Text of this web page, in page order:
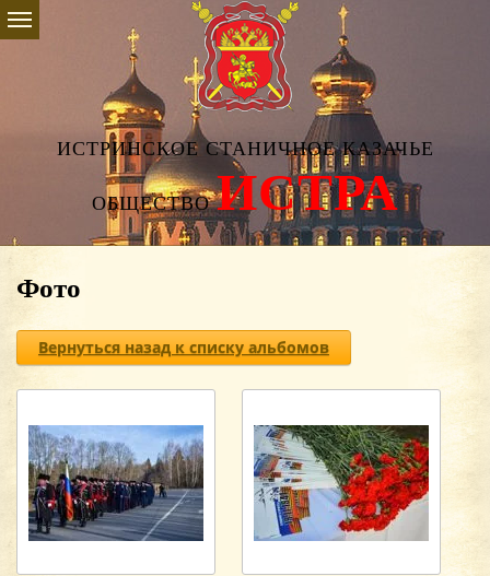
ИСТРИНСКОЕ СТАНИЧНОЕ КАЗАЧЬЕ
ОБЩЕСТВОИСТРА
Фото
Вернуться назад к списку альбомов